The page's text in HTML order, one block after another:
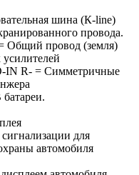
шина (К-line)
провода.
Общий провод (земля)
IN R- = Симметричные
для
автомобиля